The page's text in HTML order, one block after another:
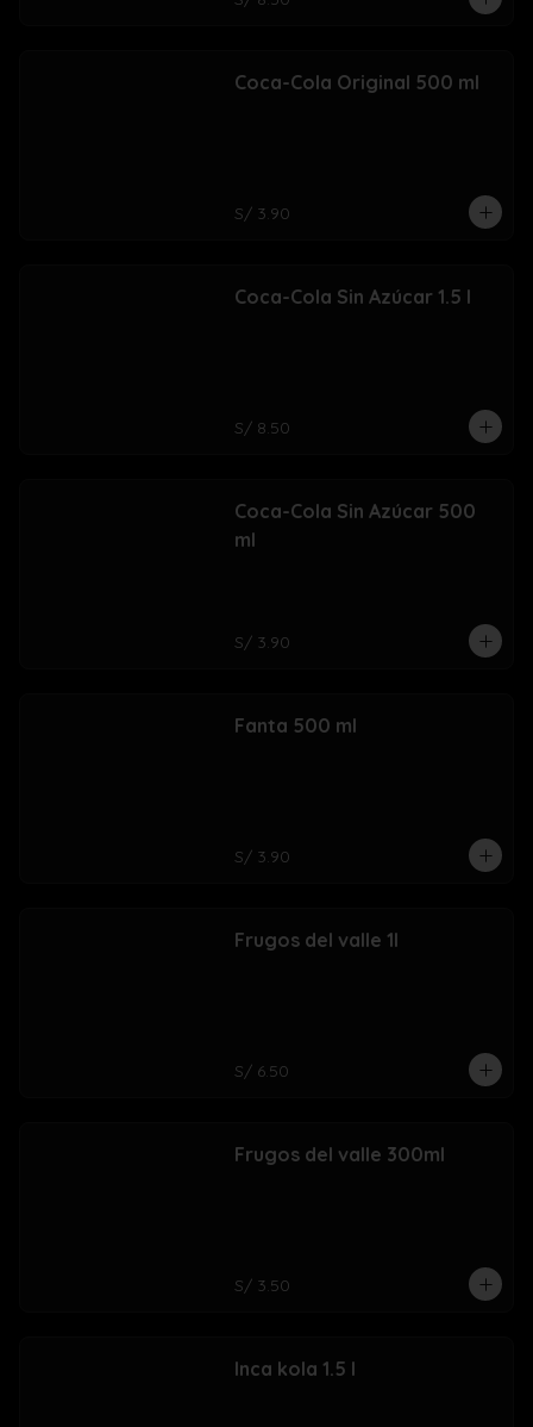
Coca-Cola Original 500 ml
S/ 3.90
Coca-Cola Sin Azúcar 1.5 l
S/ 8.50
Coca-Cola Sin Azúcar 500
ml
S/ 3.90
Fanta 500 ml
S/ 3.90
Frugos del valle 1l
S/ 6.50
Frugos del valle 300ml
S/ 3.50
Inca kola 1.5 l